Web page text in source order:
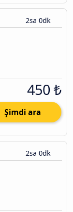
2sa 0dk
450 ₺
Şimdi ara
2sa 0dk